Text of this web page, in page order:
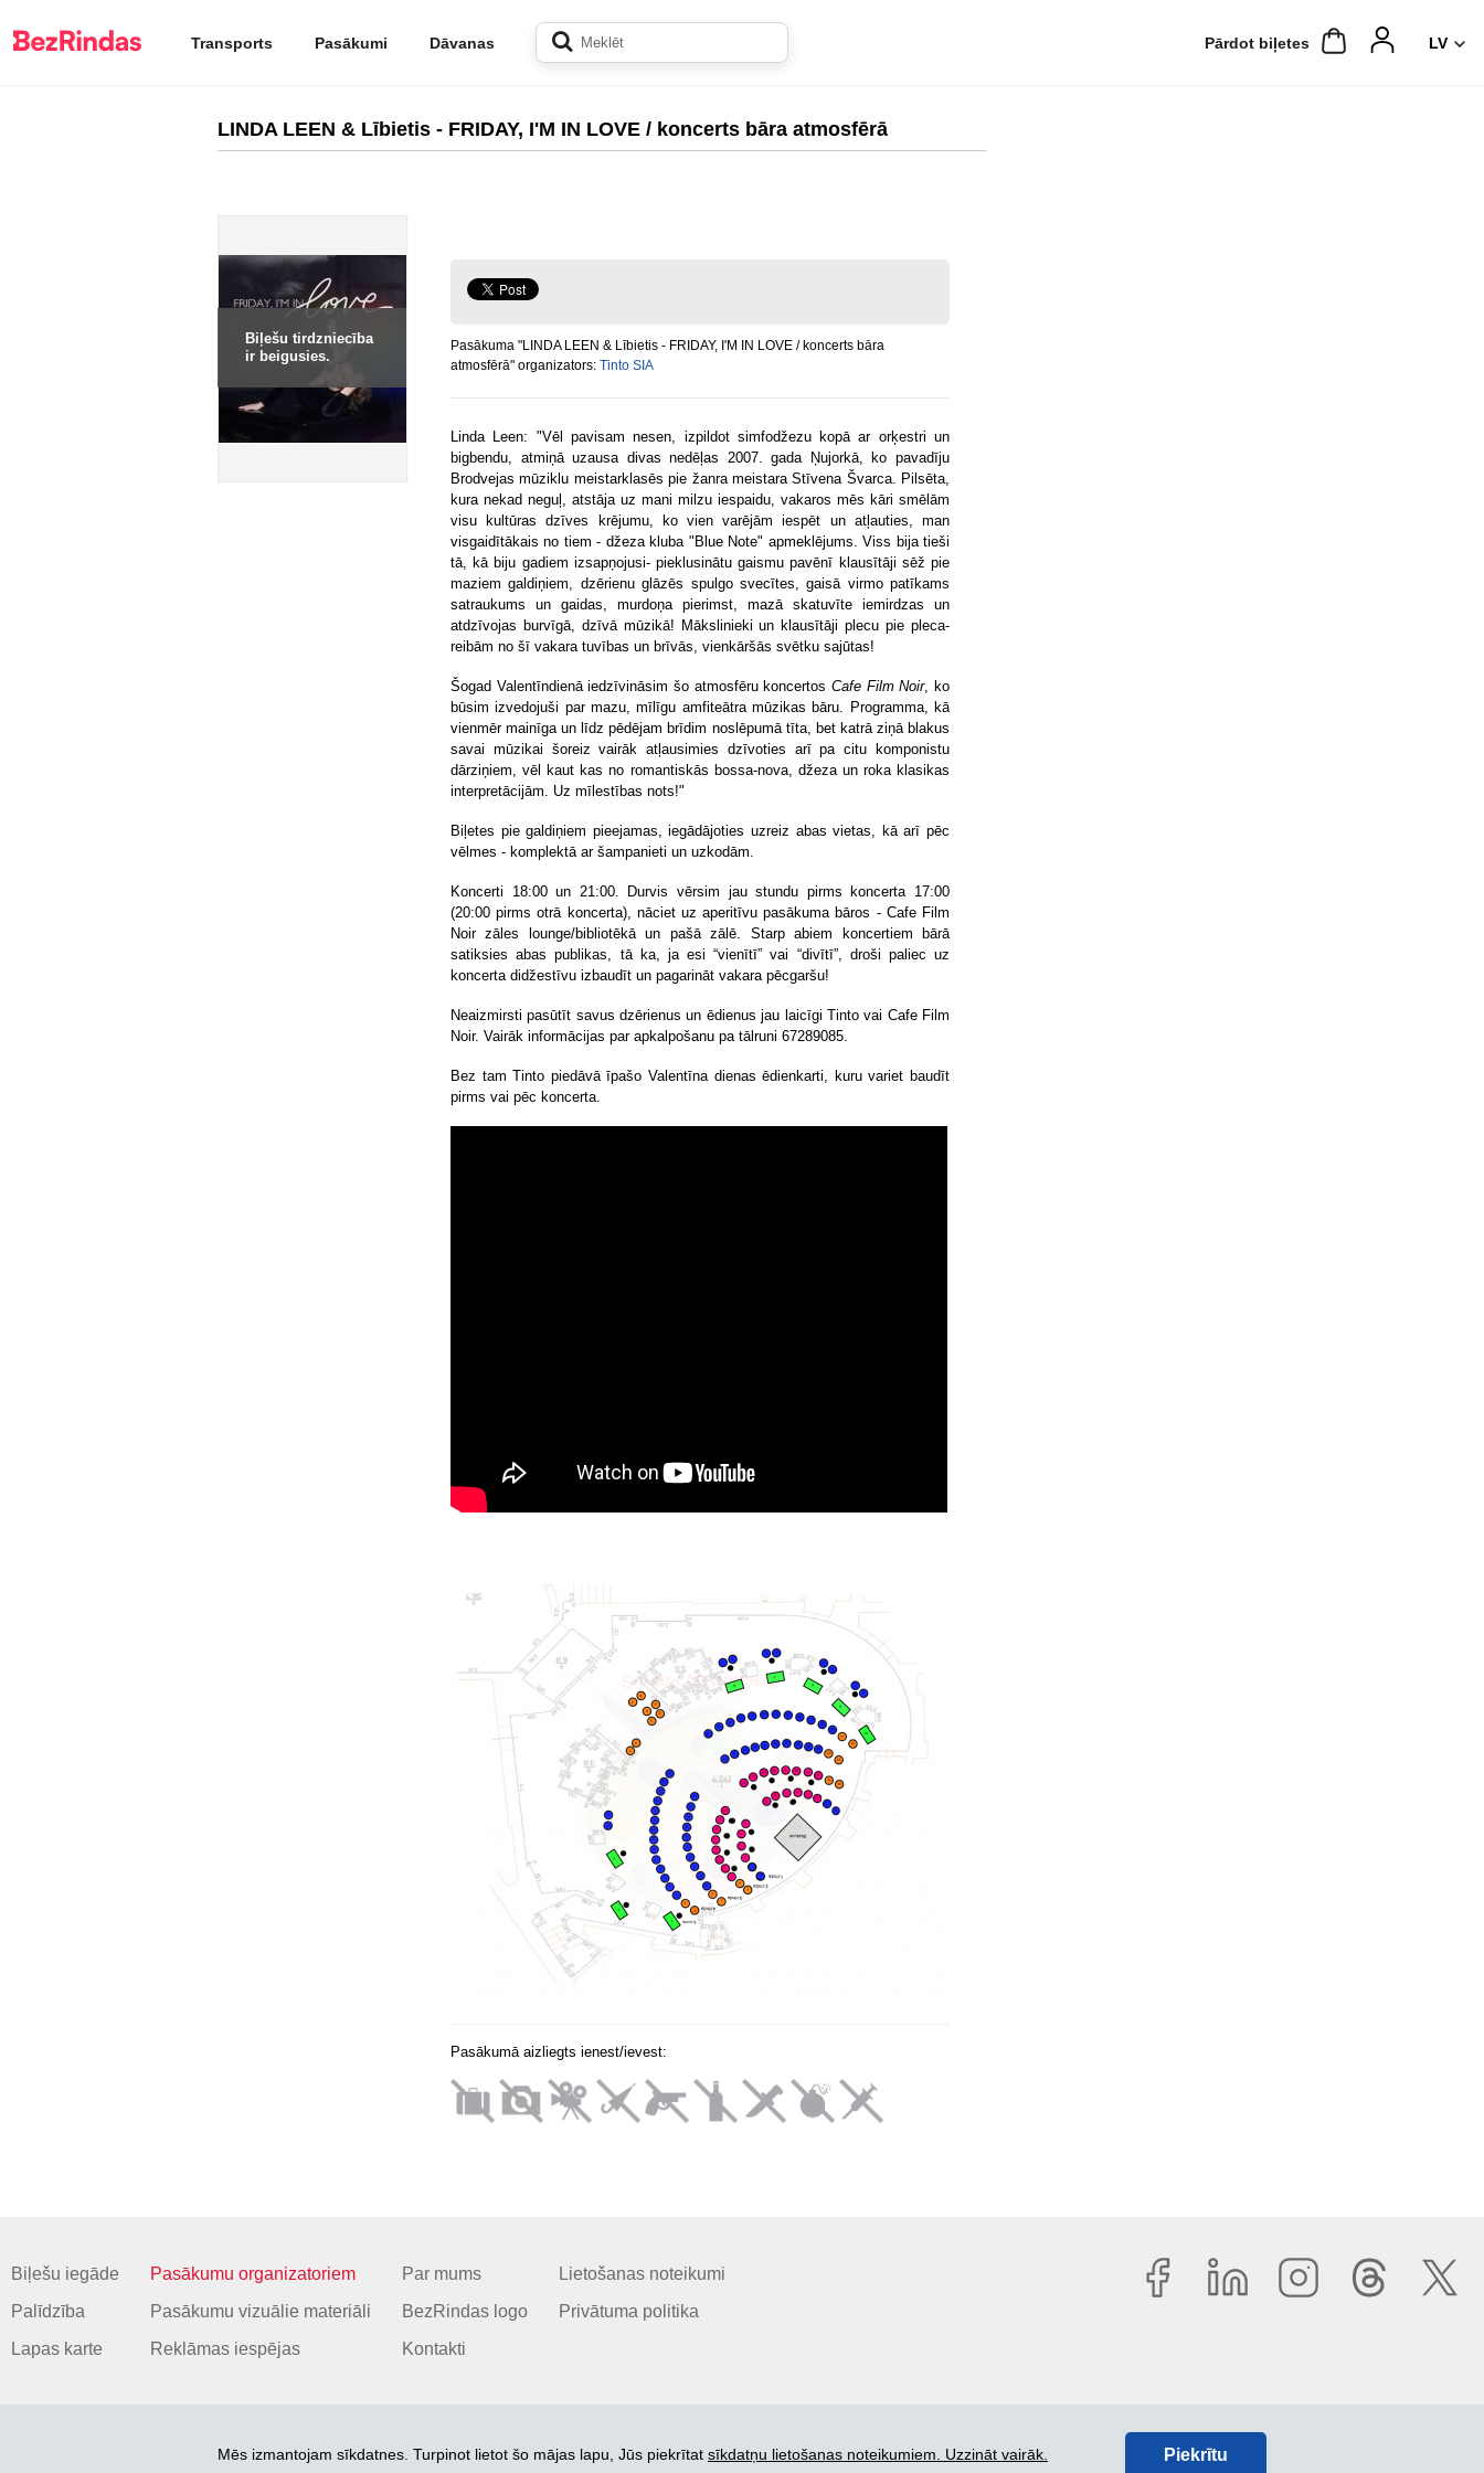
Transports Pasākumi Dāvanas Pārdot biļetes
LINDA LEEN & Lībietis - FRIDAY, I'M IN LOVE / koncerts bāra atmosfērā
Biļešu tirdzniecība
ir beigusies.
Pasākuma "LINDA LEEN & Lībietis - FRIDAY, I'M IN LOVE / koncerts bāra
atmosfērā" organizators: Tinto SIA
Linda Leen: "Vēl pavisam nesen, izpildot simfodžezu kopā ar orķestri un
bigbendu, atmiņā uzausa divas nedēļas 2007. gada Ņujorkā, ko pavadīju
Brodvejas mūziklu meistarklasēs pie žanra meistara Stīvena Švarca. Pilsēta,
kura nekad neguļ, atstāja uz mani milzu iespaidu, vakaros mēs kāri smēlām
visu kultūras dzīves krējumu, ko vien varējām iespēt un atļauties, man
visgaidītākais no tiem - džeza kluba "Blue Note" apmeklējums. Viss bija tieši
tā, kā biju gadiem izsapņojusi- pieklusinātu gaismu pavēnī klausītāji sēž pie
maziem galdiņiem, dzērienu glāzēs spulgo svecītes, gaisā virmo patīkams
satraukums un gaidas, murdoņa pierimst, mazā skatuvīte iemirdzas un
atdzīvojas burvīgā, dzīvā mūzikā! Mākslinieki un klausītāji plecu pie pleca-
reibām no šī vakara tuvības un brīvās, vienkāršās svētku sajūtas!
Šogad Valentīndienā iedzīvināsim šo atmosfēru koncertos Cafe Film Noir, ko
būsim izvedojuši par mazu, mīlīgu amfiteātra mūzikas bāru. Programma, kā
vienmēr mainīga un līdz pēdējam brīdim noslēpumā tīta, bet katrā ziņā blakus
savai mūzikai šoreiz vairāk atļausimies dzīvoties arī pa citu komponistu
dārziņiem, vēl kaut kas no romantiskās bossa-nova, džeza un roka klasikas
interpretācijām. Uz mīlestības nots!"
Biļetes pie galdiņiem pieejamas, iegādājoties uzreiz abas vietas, kā arī pēc
vēlmes - komplektā ar šampanieti un uzkodām.
Koncerti 18:00 un 21:00.
Durvis vērsim jau stundu pirms koncerta 17:00
(20:00 pirms otrā koncerta), nāciet uz aperitīvu pasākuma bāros - Cafe Film
Noir zāles lounge/bibliotēkā un pašā zālē. Starp abiem koncertiem bārā
satiksies abas publikas, tā ka, ja esi “vienītī” vai “divītī”, droši paliec uz
koncerta didžestīvu izbaudīt un pagarināt vakara pēcgaršu!
Neaizmirsti pasūtīt savus dzērienus un ēdienus jau laicīgi Tinto vai Cafe Film
Noir. Vairāk informācijas par apkalpošanu pa tālruni 67289085.
Bez tam Tinto piedāvā īpašo Valentīna dienas ēdienkarti, kuru variet baudīt
pirms vai pēc koncerta.
Pasākumā aizliegts ienest/ievest:
Biļešu iegāde
Palīdzība
Lapas karte
Pasākumu organizatoriem
Pasākumu vizuālie materiāli
Reklāmas iespējas
Par mums
BezRindas logo
Kontakti
Lietošanas noteikumi
Privātuma politika
© 2006-2026 SIA "BEZRINDAS.LV".
Mēs izmantojam sīkdatnes. Turpinot lietot šo mājas lapu, Jūs piekrītat sīkdatņu lietošanas noteikumiem. Uzzināt vairāk. Piekrītu